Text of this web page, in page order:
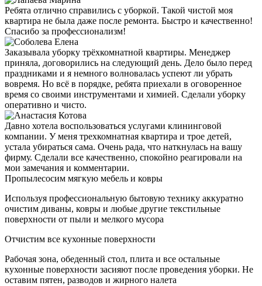
Ребята отлично справились с уборкой. Такой чистой моя
квартира не была даже после ремонта. Быстро и качественно!
Спасибо за профессионализм!
Заказывала уборку трёхкомнатной квартиры. Менеджер
приняла, договорились на следующий день. Дело было перед
праздниками и я немного волновалась успеют ли убрать
вовремя. Но всё в порядке, ребята приехали в оговоренное
время со своими инструментами и химией. Сделали уборку
оперативно и чисто.
Давно хотела воспользоваться услугами клининговой
компании. У меня трехкомнатная квартира и трое детей,
устала убираться сама. Очень рада, что наткнулась на вашу
фирму. Сделали все качественно, спокойно реагировали на
мои замечания и комментарии.
Пропылесосим мягкую мебель и ковры
Используя профессиональную бытовую технику аккуратно
очистим диваны, ковры и любые другие текстильные
поверхности от пыли и мелкого мусора
Отчистим все кухонные поверхности
Рабочая зона, обеденный стол, плита и все остальные
кухонные поверхности засияют после проведения уборки. Не
оставим пятен, разводов и жирного налета